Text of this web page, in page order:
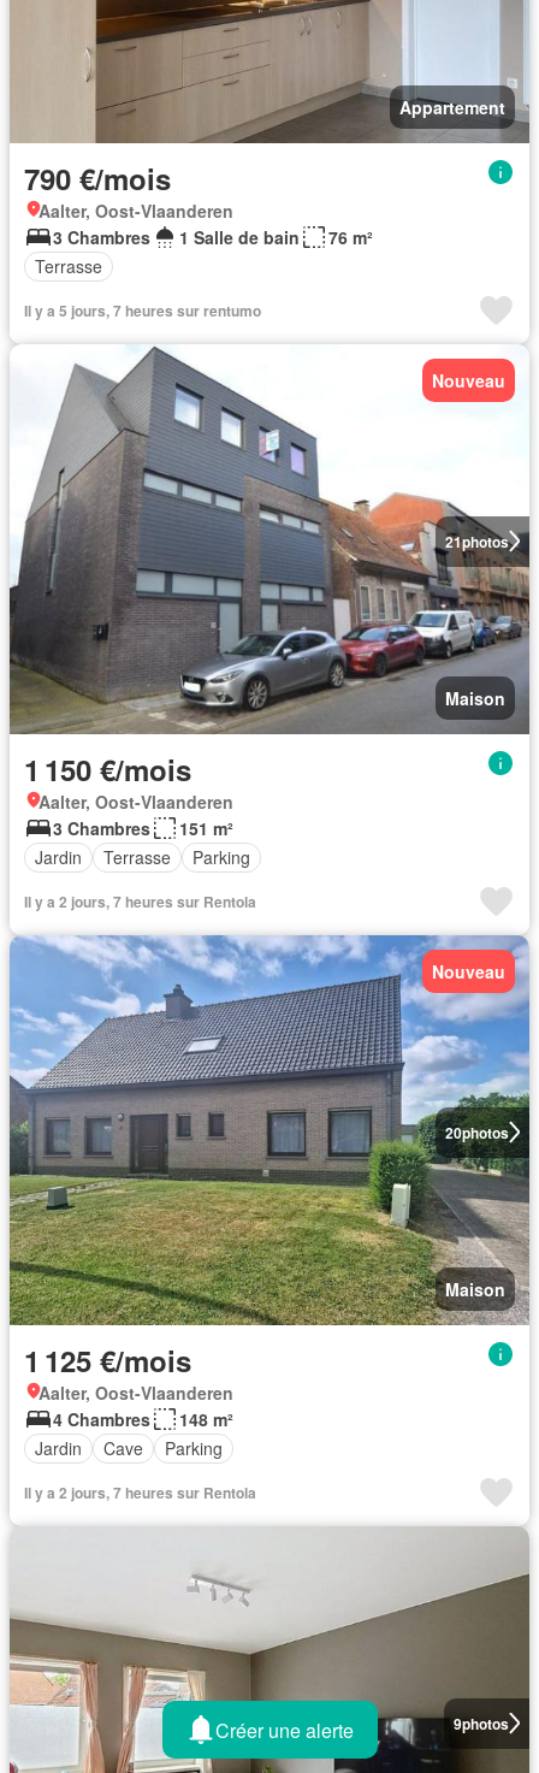
Appartement
790 €/mois
Aalter, Oost-Vlaanderen
3 Chambres
1 Salle de bain
76 m²
Terrasse
Il y a 5 jours, 7 heures sur rentumo
21photos
Nouveau
Maison
1 150 €/mois
Aalter, Oost-Vlaanderen
3 Chambres
151 m²
Jardin
Terrasse Parking
Il y a 2 jours, 7 heures sur Rentola
20photos
Nouveau
Maison
1 125 €/mois
Aalter, Oost-Vlaanderen
4 Chambres
148 m²
Jardin
Cave Parking
Il y a 2 jours, 7 heures sur Rentola
9photos
Créer une alerte